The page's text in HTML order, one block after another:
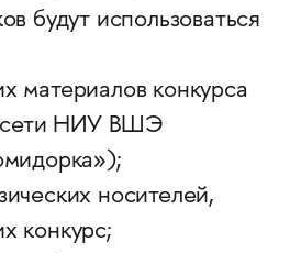
будут использоваться
материалов конкурса
НИУ ВШЭ
носителей,
конкурс;